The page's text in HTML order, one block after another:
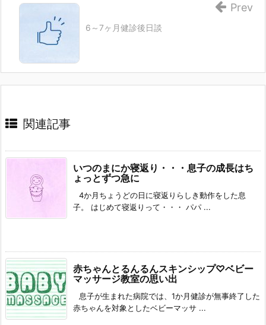
6～7ヶ月健診後日談
Prev
関連記事
いつのまにか寝返り・・・息子の成長はち
ょっとずつ急に
4か月ちょうどの日に寝返りらしき動作をした息
子。 はじめて寝返りって・・・ パパ ...
赤ちゃんとるんるんスキンシップ♡ベビー
マッサージ教室の思い出
息子が生まれた病院では、1か月健診が無事終了した
赤ちゃんを対象としたベビーマッサ ...